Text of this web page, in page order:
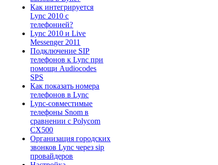
Как интегрируется
Lync 2010 с
телефонией?
Lync 2010 и Live
Messenger 2011
Подключение SIP
телефонов к Lync при
помощи Audiocodes
SPS
Как показать номера
телефонов в Lync
Lync-совместимые
телефоны Snom в
сравнении с Polycom
CX500
Организация городских
звонков Lync через sip
провайдеров